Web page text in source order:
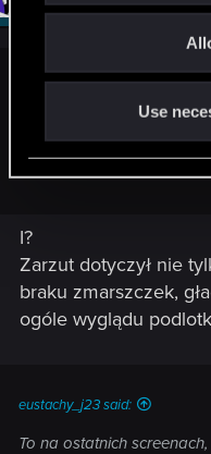
Use
Tyle, że na tym obrazku
!
I?
Zarzut dotyczył nie
braku zmarszczek,
ogóle wyglądu
eustachy_j23 said:
To na ostatnich